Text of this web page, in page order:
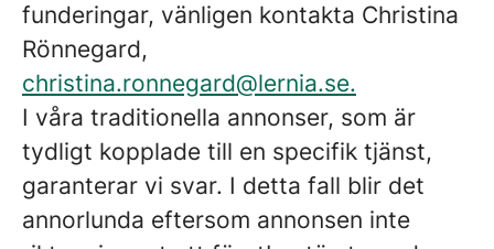
funderingar, vänligen kontakta Christina
Rönnegard,
christina.ronnegard@lernia.se.
I våra traditionella annonser, som är
tydligt kopplade till en specifik tjänst,
garanterar vi svar. I detta fall blir det
annorlunda eftersom annonsen inte